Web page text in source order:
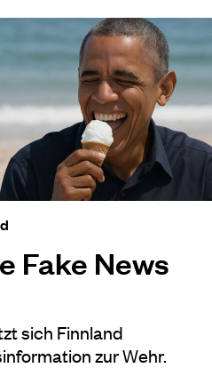
Fake News
sich Finnland
zur Wehr.